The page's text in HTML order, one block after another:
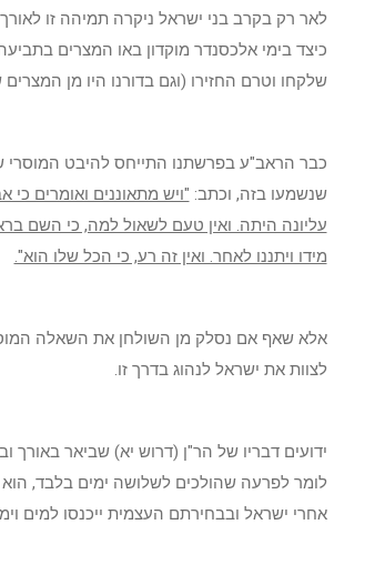
לאר רק בקרב בני ישראל ניקרה תמיהה זו
כיצד בימי אלכסנדר מוקדון באו המצרים
שלקחו וטרם החזירו (וגם בדורנו היו מן
כבר הראב"ע בפרשתנו התייחס להיבט המוסרי
שנשמעו בזה, וכתב: "ויש מתאוננים ואומרים כי
עליונה היתה. ואין טעם לשאול למה, כי השם
מידו ויתננו לאחר. ואין זה רע, כי הכל שלו הוא".
אלא שאף אם נסלק מן השולחן את השאלה
לצוות את ישראל לנהוג בדרך זו.
ידועים דבריו של הר"ן (דרוש יא) שביאר באורך
לומר לפרעה שהולכים לשלושה ימים בלבד,
אחרי ישראל ובבחירתם העצמית ייכנסו למים